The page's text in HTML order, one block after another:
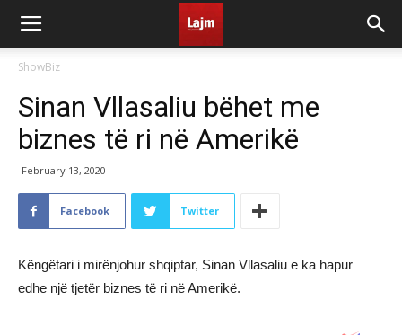
ShowBiz
Sinan Vllasaliu bëhet me
biznes të ri në Amerikë
February 13, 2020
Facebook Twitter
Këngëtari i mirënjohur shqiptar, Sinan Vllasaliu e ka hapur
edhe një tjetër biznes të ri në Amerikë.